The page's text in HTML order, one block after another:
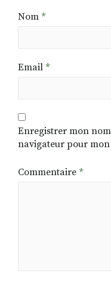
Nom *
Email *
Enregistrer mon
navigateur pour
Commentaire *